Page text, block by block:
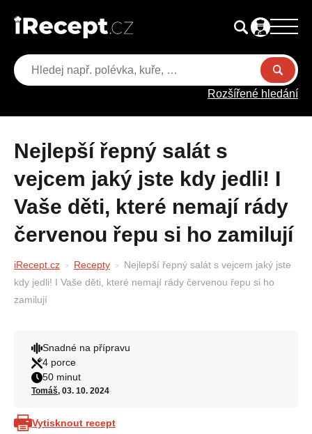
Rozšířené hledání
Nejlepší řepný salát s
vejcem jaký jste kdy jedli! I
Vaše děti, které nemají rády
červenou řepu si ho zamilují
iRecept.cz Recepty
Nejlepší řepný salát s vejcem jaký jste
kdy jedli! I Vaše děti, které nemají rády červenou řepu si ho
zamilují
Snadné na přípravu
4 porce
50 minut
Tomáš, 03. 10. 2024
Vytisknout recept